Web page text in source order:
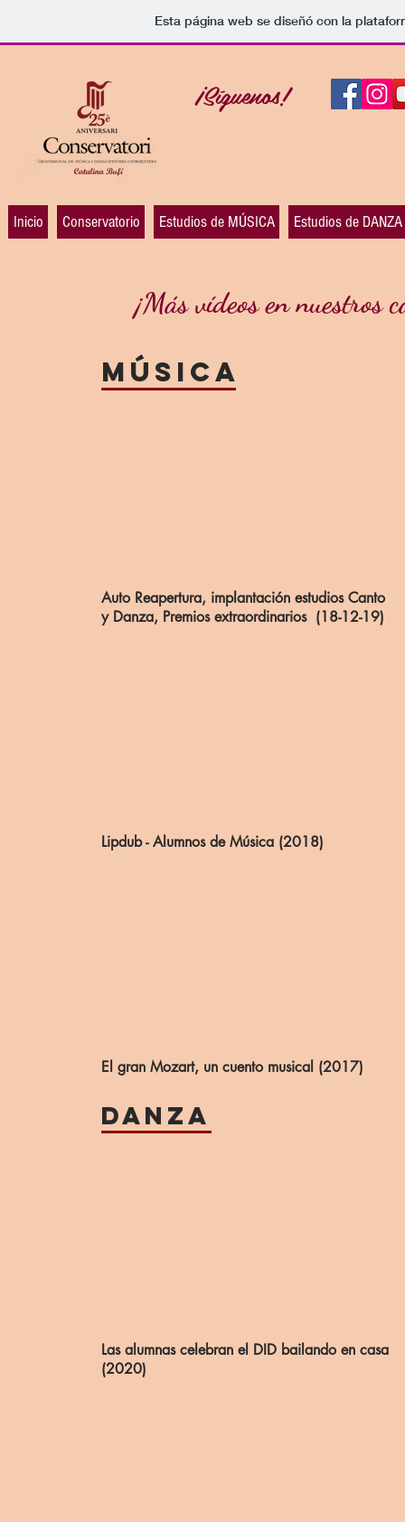
Esta página web se diseñó con la
¡Síguenos!
Inicio Conservatorio Estudios de MÚSICA Estudios de DANZA
¡Más vídeos en nuestros
MÚSICA
Auto Reapertura, implantación estudios Canto
y Danza, Premios extraordinarios (18-12-19)
Lipdub - Alumnos de Música (2018)
El gran Mozart, un cuento musical (2017)
DANZA
Las alumnas celebran el DID bailando en casa
(2020)